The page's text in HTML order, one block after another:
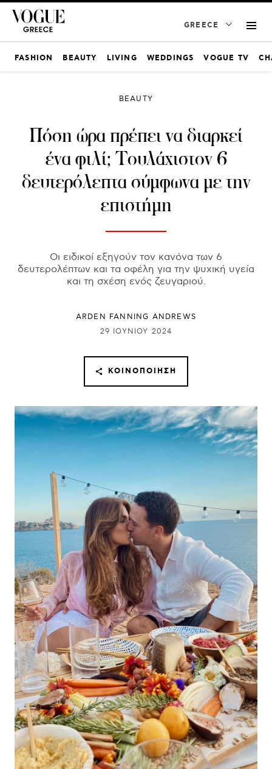
GREECE
FASHION BEAUTY LIVING WEDDINGS VOGUE TV
BEAUTY
Πόση ώρα πρέπει να διαρκεί
ένα φιλί; Τουλάχιστον 6
δευτερόλεπτα σύμφωνα με την
επιστήμη
Οι ειδικοί εξηγούν τον κανόνα των 6
δευτερολέπτων και τα οφέλη για την ψυχική υγεία
και τη σχέση ενός ζευγαριού.
ARDEN FANNING ANDREWS
29 ΙΟΥΝΊΟΥ 2024
ΚΟΙΝΟΠΟΊΗΣΗ